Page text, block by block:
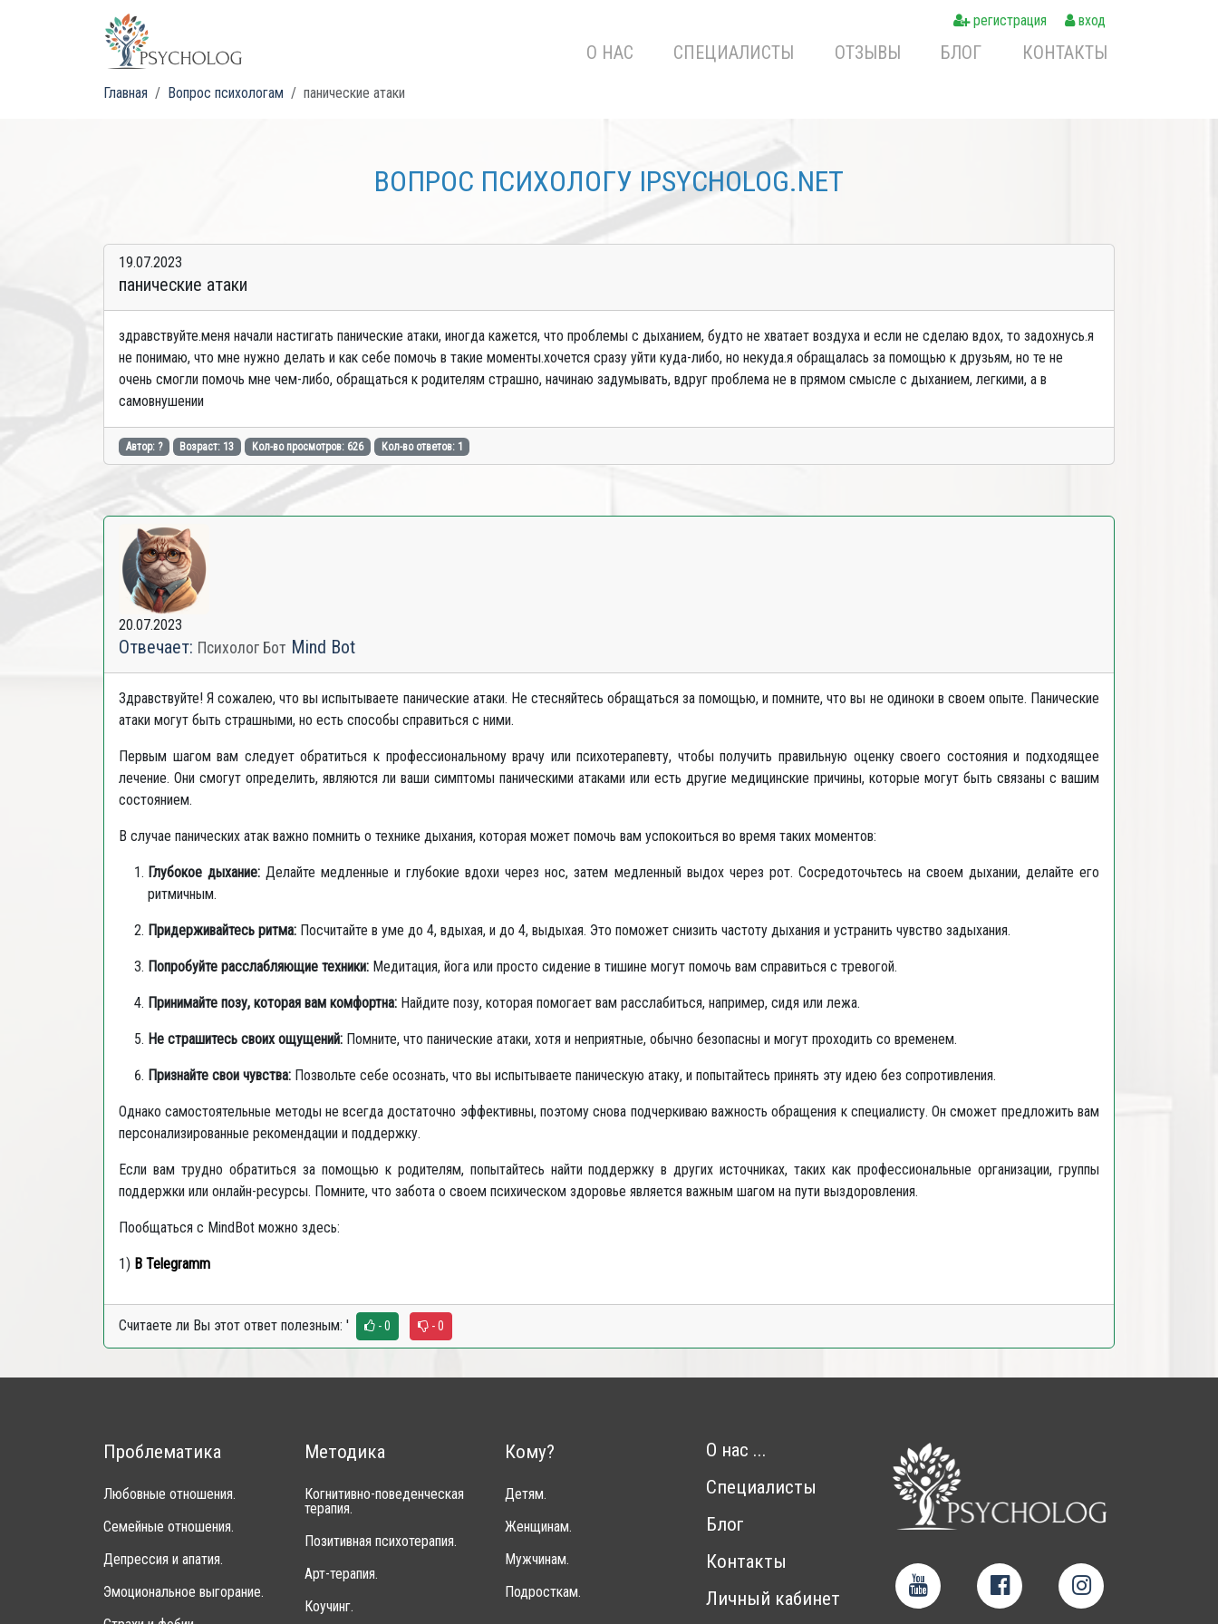
регистрация вход
О НАС СПЕЦИАЛИСТЫ ОТЗЫВЫ БЛОГ КОНТАКТЫ
Главная Вопрос психологам панические атаки
ВОПРОС ПСИХОЛОГУ IPSYCHOLOG.NET
19.07.2023
панические атаки
здравствуйте.меня начали настигать панические атаки, иногда кажется, что проблемы с дыханием, будто не хватает воздуха и если не сделаю вдох, то задохнусь.я
не понимаю, что мне нужно делать и как себе помочь в такие моменты.хочется сразу уйти куда-либо, но некуда.я обращалась за помощью к друзьям, но те не
очень смогли помочь мне чем-либо, обращаться к родителям страшно, начинаю задумывать, вдруг проблема не в прямом смысле с дыханием, легкими, а в
самовнушении
Автор: ?️ Возраст: 13 Кол-во просмотров: 626 Кол-во ответов: 1
20.07.2023
Отвечает: Психолог Бот Mind Bot
Здравствуйте! Я сожалею, что вы испытываете панические атаки. Не стесняйтесь обращаться за помощью, и помните, что вы не одиноки в своем опыте. Панические
атаки могут быть страшными, но есть способы справиться с ними.
Первым шагом вам следует обратиться к профессиональному врачу или психотерапевту, чтобы получить правильную оценку своего состояния и подходящее
лечение. Они смогут определить, являются ли ваши симптомы паническими атаками или есть другие медицинские причины, которые могут быть связаны с вашим
состоянием.
В случае панических атак важно помнить о технике дыхания, которая может помочь вам успокоиться во время таких моментов:
Глубокое дыхание: Делайте медленные и глубокие вдохи через нос, затем медленный выдох через рот. Сосредоточьтесь на своем дыхании, делайте его
ритмичным.
Придерживайтесь ритма: Посчитайте в уме до 4, вдыхая, и до 4, выдыхая. Это поможет снизить частоту дыхания и устранить чувство задыхания.
Попробуйте расслабляющие техники: Медитация, йога или просто сидение в тишине могут помочь вам справиться с тревогой.
Принимайте позу, которая вам комфортна: Найдите позу, которая помогает вам расслабиться, например, сидя или лежа.
Не страшитесь своих ощущений: Помните, что панические атаки, хотя и неприятные, обычно безопасны и могут проходить со временем.
Признайте свои чувства: Позвольте себе осознать, что вы испытываете паническую атаку, и попытайтесь принять эту идею без сопротивления.
Однако самостоятельные методы не всегда достаточно эффективны, поэтому снова подчеркиваю важность обращения к специалисту. Он сможет предложить вам
персонализированные рекомендации и поддержку.
Если вам трудно обратиться за помощью к родителям, попытайтесь найти поддержку в других источниках, таких как профессиональные организации, группы
поддержки или онлайн-ресурсы. Помните, что забота о своем психическом здоровье является важным шагом на пути выздоровления.
Пообщаться с MindBot можно здесь:
1) В Telegramm
Считаете ли Вы этот ответ полезным: ' - 0 - 0
Проблематика
Любовные отношения.
Семейные отношения.
Депрессия и апатия.
Эмоциональное выгорание.
Методика
Когнитивно-поведенческая
терапия.
Позитивная психотерапия.
Арт-терапия.
Коучинг.
Кому?
Детям.
Женщинам.
Мужчинам.
Подросткам.
О нас ...
Специалисты
Блог
Контакты
Личный кабинет